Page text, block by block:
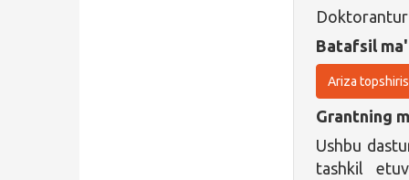
Batafsil
Ariza
Grantning
Ushbu
tashkil